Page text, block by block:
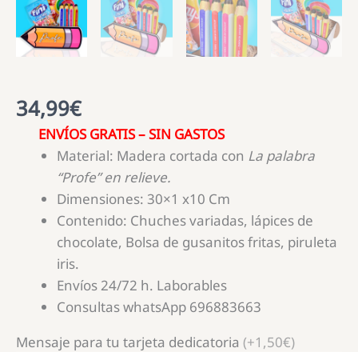
34,99€
ENVÍOS GRATIS – SIN GASTOS
Material: Madera cortada con La palabra
“Profe” en relieve.
Dimensiones: 30×1 x10 Cm
Contenido: Chuches variadas, lápices de
chocolate, Bolsa de gusanitos fritas, piruleta
iris.
Envíos 24/72 h. Laborables
Consultas whatsApp 696883663
Mensaje para tu tarjeta dedicatoria (+1,50€)